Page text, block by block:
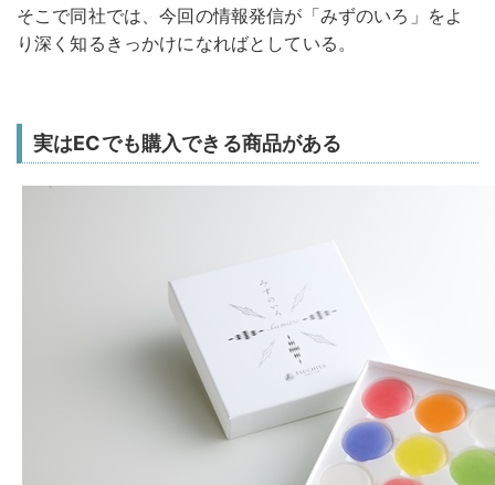
そこで同社では、今回の情報発信が「みずのいろ」をよ
り深く知るきっかけになればとしている。
実はECでも購入できる商品がある